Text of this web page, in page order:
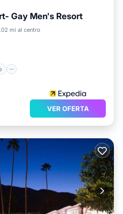
Hotel, por favor déjanos
Gay Men's Resort
mi al centro
VER OFERTA